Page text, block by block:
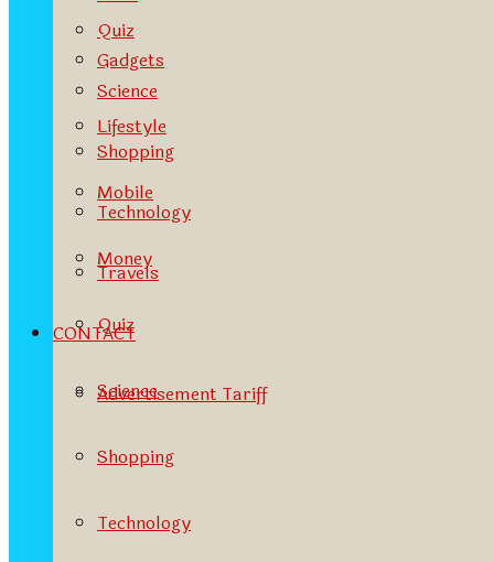
Quiz
Science
Shopping
Technology
Travels
CONTACT
Advertisement Tariff
Gadgets
Lifestyle
Mobile
Money
Quiz
Science
Shopping
Technology